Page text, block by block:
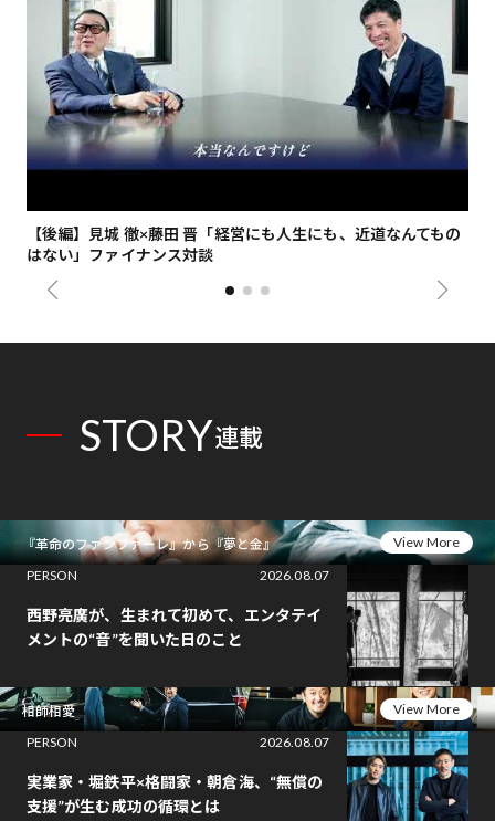
【後編】見城 徹×藤田 晋「経営にも人生にも、近道なんてもの
はない」ファイナンス対談
STORY連載
『革命のファンファーレ』から『夢と金』
View More
PERSON
2026.08.07
西野亮廣が、生まれて初めて、エンタテイ
メントの“音”を聞いた日のこと
相師相愛
View More
PERSON
2026.08.07
実業家・堀鉄平×格闘家・朝倉海、“無償の
支援”が生む成功の循環とは